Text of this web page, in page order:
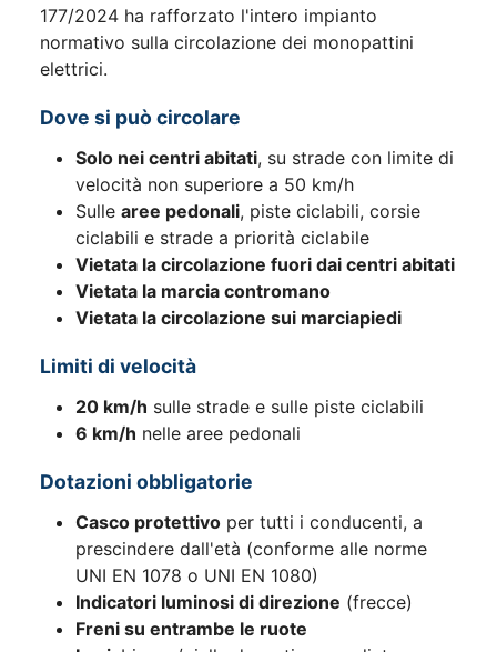
177/2024 ha rafforzato l'intero impianto
normativo sulla circolazione dei monopattini
elettrici.
Dove si può circolare
Solo nei centri abitati, su strade con limite di
velocità non superiore a 50 km/h
Sulle aree pedonali, piste ciclabili, corsie
ciclabili e strade a priorità ciclabile
Vietata la circolazione fuori dai centri abitati
Vietata la marcia contromano
Vietata la circolazione sui marciapiedi
Limiti di velocità
20 km/h sulle strade e sulle piste ciclabili
6 km/h nelle aree pedonali
Dotazioni obbligatorie
Casco protettivo per tutti i conducenti, a
prescindere dall'età (conforme alle norme
UNI EN 1078 o UNI EN 1080)
Indicatori luminosi di direzione (frecce)
Freni su entrambe le ruote